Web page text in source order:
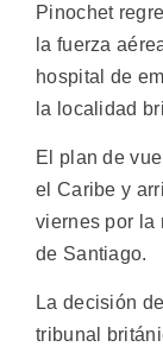
Pinochet
la fuerza
hospital de
la localidad
El plan de
el Caribe y
viernes por la
de Santiago.
La decisión
tribunal